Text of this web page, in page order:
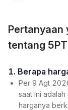
Pertanyaan
tentang
1. Berapa
Per 9 Agt
saat ini
harganya